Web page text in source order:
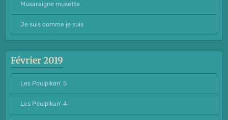
Musaraigne musette
Je suis comme je suis
Février 2019
Les Poulpikan' 5
Les Poulpikan' 4